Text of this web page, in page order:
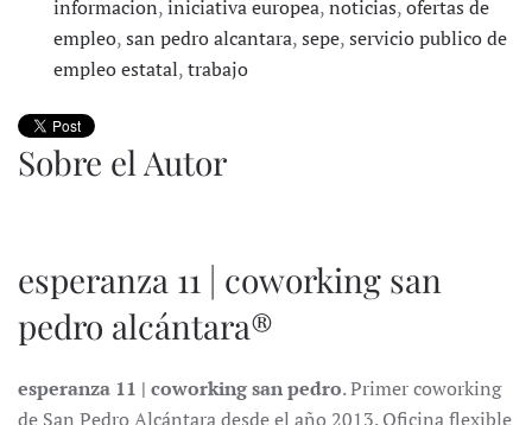
informacion,iniciativa europea,noticias,ofertas de
empleo,san pedro alcantara,sepe,servicio publico de
empleo estatal,trabajo
Sobre el Autor
esperanza 11 | coworking san
pedro alcántara®
esperanza 11 | coworking san pedro. Primer coworking
de San Pedro Alcántara desde el año 2013. Oficina flexible